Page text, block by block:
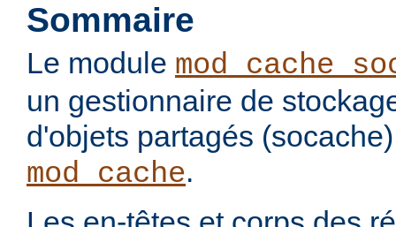
Sommaire
Le module
un gestionnaire de
d'objets partagés
mod_cache.